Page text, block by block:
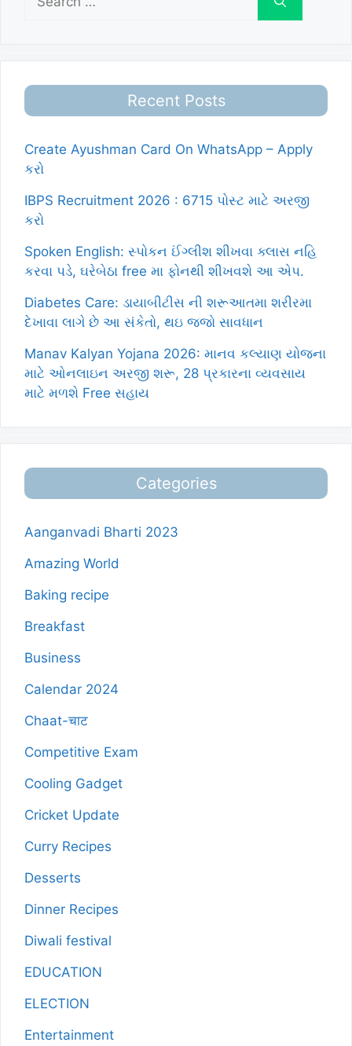
for:
Recent Posts
Create Ayushman Card On WhatsApp – Apply
કરો
IBPS Recruitment 2026 : 6715 પોસ્ટ માટે અરજી
કરો
Spoken English: સ્પોકન ઈંગ્લીશ શીખવા ક્લાસ નહિ
કરવા પડે, ઘરેબેઠા free મા ફોનથી શીખવશે આ એપ.
Diabetes Care: ડાયાબીટીસ ની શરૂઆતમા શરીરમા
દેખાવા લાગે છે આ સંકેતો, થઇ જજો સાવધાન
Manav Kalyan Yojana 2026: માનવ કલ્યાણ યોજના
માટે ઓનલાઇન અરજી શરૂ, 28 પ્રકારના વ્યવસાય
માટે મળશે Free સહાય
Categories
Aanganvadi Bharti 2023
Amazing World
Baking recipe
Breakfast
Business
Calendar 2024
Chaat-चाट
Competitive Exam
Cooling Gadget
Cricket Update
Curry Recipes
Desserts
Dinner Recipes
Diwali festival
EDUCATION
ELECTION
Entertainment